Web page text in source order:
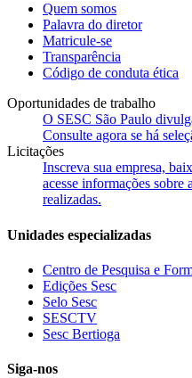
Quem somos
Palavra do diretor
Matricule-se
Transparência
Código de conduta ética
Oportunidades de trabalho
O SESC São Paulo
Consulte agora se há
Licitações
Inscreva sua empresa,
acesse informações sobre
realizadas.
Unidades especializadas
Centro de Pesquisa e
Edições Sesc
Selo Sesc
SESCTV
Sesc Bertioga
Siga-nos